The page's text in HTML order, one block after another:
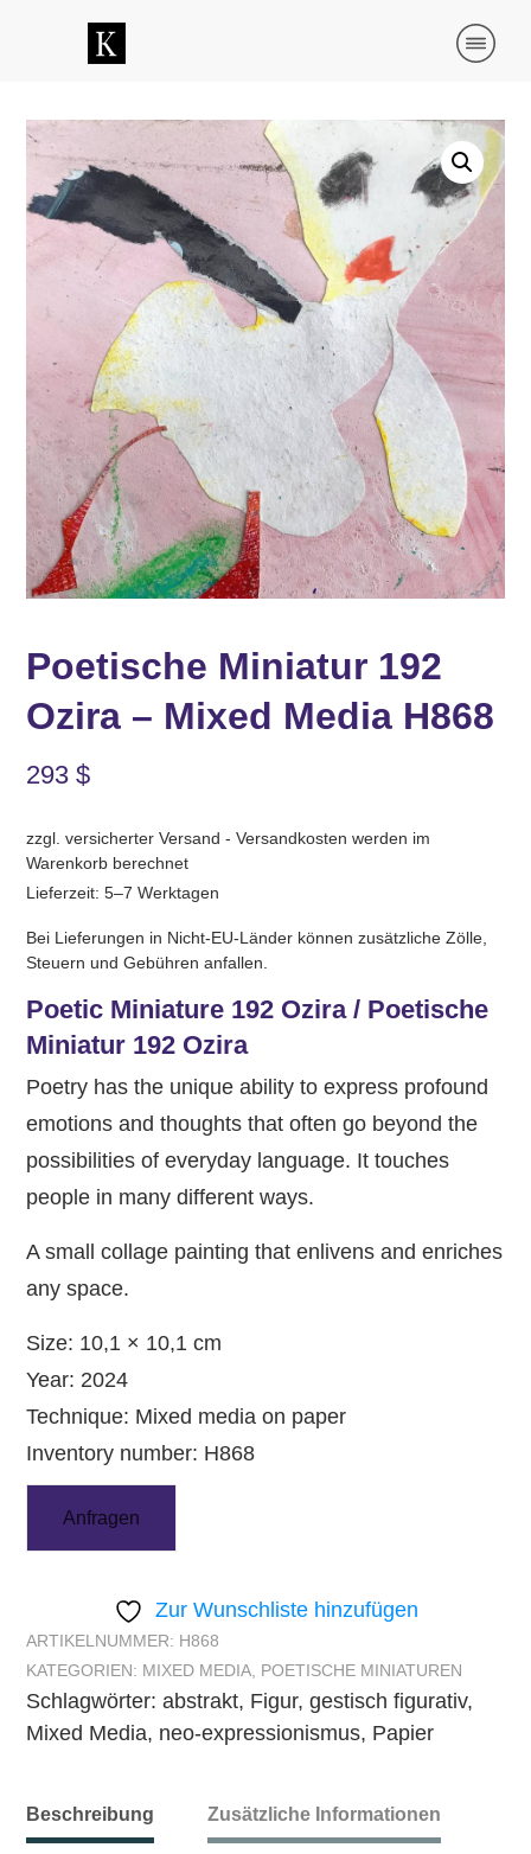
Poetische Miniatur 192
Ozira – Mixed Media H868
293 $
zzgl. versicherter Versand - Versandkosten werden im
Warenkorb berechnet
Lieferzeit: 5–7 Werktagen
Bei Lieferungen in Nicht-EU-Länder können zusätzliche Zölle,
Steuern und Gebühren anfallen.
Poetic Miniature 192 Ozira / Poetische
Miniatur 192 Ozira
Poetry has the unique ability to express profound
emotions and thoughts that often go beyond the
possibilities of everyday language. It touches
people in many different ways.
A small collage painting that enlivens and enriches
any space.
Size: 10,1 × 10,1 cm
Year: 2024
Technique: Mixed media on paper
Inventory number: H868
Anfragen
Zur Wunschliste hinzufügen
ARTIKELNUMMER: H868
KATEGORIEN: MIXED MEDIA POETISCHE MINIATUREN
Schlagwörter: abstrakt, Figur, gestisch figurativ,
Mixed Media, neo-expressionismus, Papier
Beschreibung Zusätzliche Informationen